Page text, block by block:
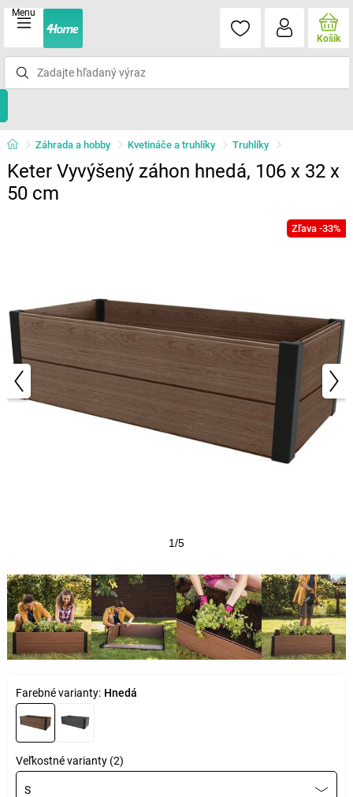
Menu
Košík
Záhrada a hobby Kvetináče a truhlíky Truhlíky
Keter Vyvýšený záhon hnedá, 106 x 32 x
50 cm
Zľava -33%
1/5
Farebné varianty: Hnedá
Veľkostné varianty (2)
S